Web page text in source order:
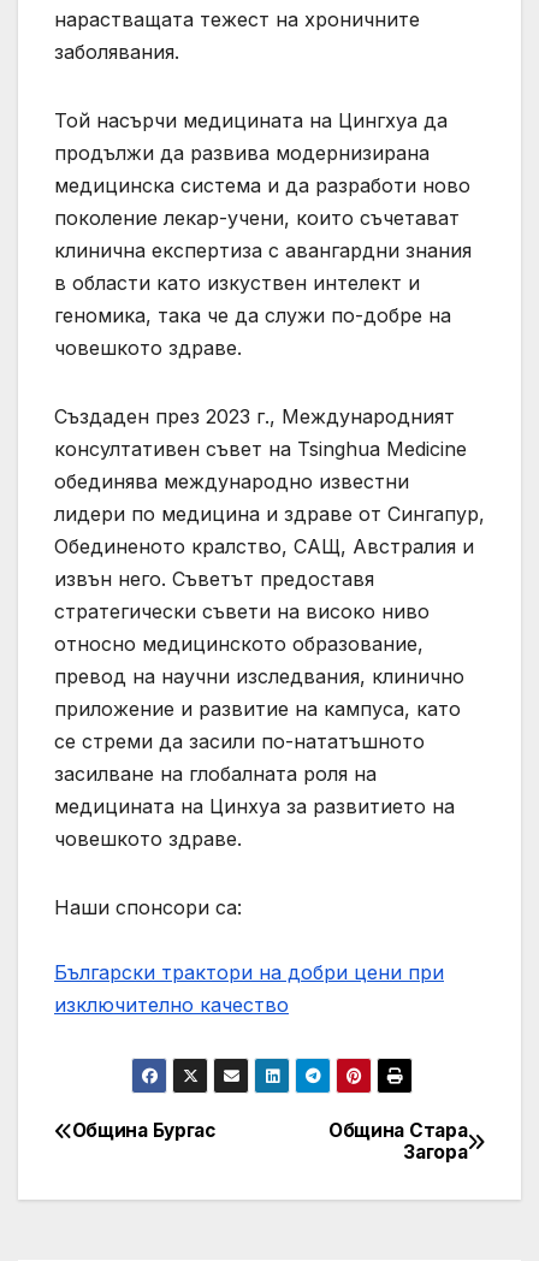
нарастващата тежест на хроничните
заболявания.
Той насърчи медицината на Цингхуа да
продължи да развива модернизирана
медицинска система и да разработи ново
поколение лекар-учени, които съчетават
клинична експертиза с авангардни знания
в области като изкуствен интелект и
геномика, така че да служи по-добре на
човешкото здраве.
Създаден през 2023 г., Международният
консултативен съвет на Tsinghua Medicine
обединява международно известни
лидери по медицина и здраве от Сингапур,
Обединеното кралство, САЩ, Австралия и
извън него. Съветът предоставя
стратегически съвети на високо ниво
относно медицинското образование,
превод на научни изследвания, клинично
приложение и развитие на кампуса, като
се стреми да засили по-нататъшното
засилване на глобалната роля на
медицината на Цинхуа за развитието на
човешкото здраве.
Наши спонсори са:
Български трактори на добри цени при
изключително качество
Post
navigation
Община Стара
Загора
Община Бургас